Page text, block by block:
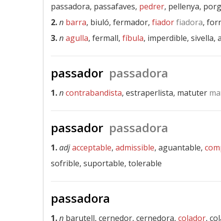
passadora, passafaves, pedrer, pellenya,
2.n barra, biuló, fermador, fiadorfiadora,
3.nagulla, fermall, fíbula, imperdible, sivella,
passador passadora
1.ncontrabandista, estraperlista, matuter
passador passadora
1.adjacceptable, admissible, aguantable,
sofrible, suportable, tolerable
passadora
1.n barutell, cernedor, cernedora, colador,